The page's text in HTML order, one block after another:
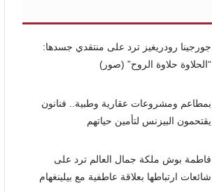
جورجينا رودريغيز ترد على منتقدي جسدها:
“الحلاوة حلاوة الروح” (صور)
بمطاعم ومشروعات عقارية وطبية.. فنانون
يقتحمون البيزنس لتأمين حياتهم
فاطمة بوش ملكة جمال العالم ترد على
شائعات ارتباطها بعلاقة عاطفية مع بيلينغهام